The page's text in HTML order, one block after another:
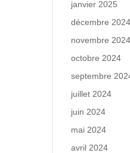
janvier 2025
décembre 2024
novembre 2024
octobre 2024
septembre
juillet 2024
juin 2024
mai 2024
avril 2024